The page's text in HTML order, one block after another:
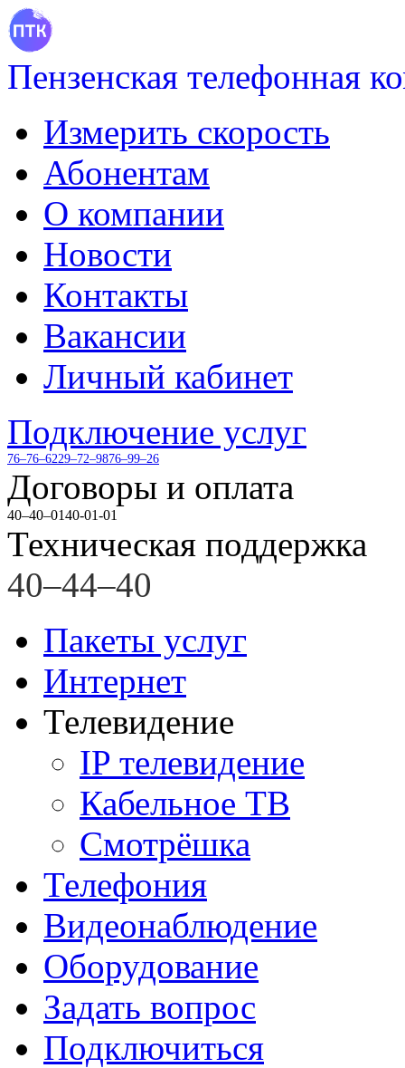
Пензенская телефонная
Измерить скорость
Абонентам
О компании
Новости
Контакты
Вакансии
Личный кабинет
Подключение услуг
76–76–6229–72–9876–99–26
Договоры и оплата
40–40–0140-01-01
Техническая поддержка
40–44–40
Пакеты услуг
Интернет
Телевидение
IP телевидение
Кабельное ТВ
Смотрёшка
Телефония
Видеонаблюдение
Оборудование
Задать вопрос
Подключиться